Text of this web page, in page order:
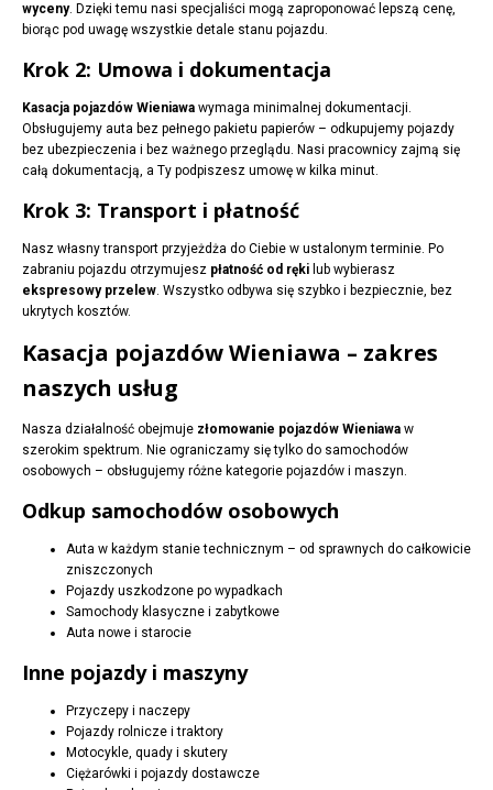
wyceny. Dzięki temu nasi specjaliści mogą zaproponować lepszą cenę,
biorąc pod uwagę wszystkie detale stanu pojazdu.
Krok 2: Umowa i dokumentacja
Kasacja pojazdów Wieniawa wymaga minimalnej dokumentacji.
Obsługujemy auta bez pełnego pakietu papierów – odkupujemy pojazdy
bez ubezpieczenia i bez ważnego przeglądu. Nasi pracownicy zajmą się
całą dokumentacją, a Ty podpiszesz umowę w kilka minut.
Krok 3: Transport i płatność
Nasz własny transport przyjeżdża do Ciebie w ustalonym terminie. Po
zabraniu pojazdu otrzymujesz płatność od ręki lub wybierasz
ekspresowy przelew. Wszystko odbywa się szybko i bezpiecznie, bez
ukrytych kosztów.
Kasacja pojazdów Wieniawa – zakres
naszych usług
Nasza działalność obejmuje złomowanie pojazdów Wieniawa w
szerokim spektrum. Nie ograniczamy się tylko do samochodów
osobowych – obsługujemy różne kategorie pojazdów i maszyn.
Odkup samochodów osobowych
Auta w każdym stanie technicznym – od sprawnych do całkowicie
zniszczonych
Pojazdy uszkodzone po wypadkach
Samochody klasyczne i zabytkowe
Auta nowe i starocie
Inne pojazdy i maszyny
Przyczepy i naczepy
Pojazdy rolnicze i traktory
Motocykle, quady i skutery
Ciężarówki i pojazdy dostawcze